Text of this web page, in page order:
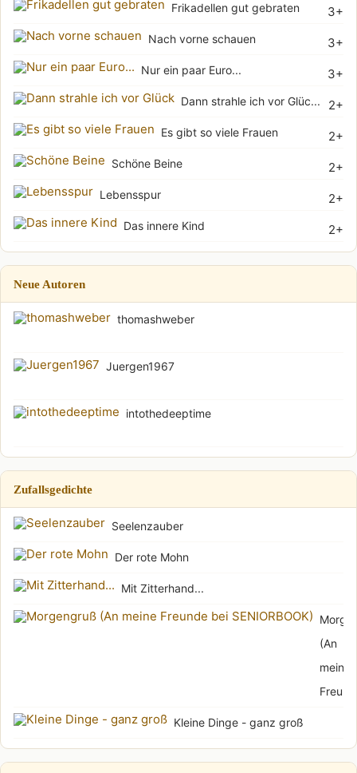
3+
Frikadellen gut gebraten
3+
Nach vorne schauen
3+
Nur ein paar Euro...
2+
Dann strahle ich vor Glüc...
2+
Es gibt so viele Frauen
2+
Schöne Beine
2+
Lebensspur
2+
Das innere Kind
Neue Autoren
thomashweber
Juergen1967
intothedeeptime
Zufallsgedichte
Seelenzauber
Der rote Mohn
Mit Zitterhand...
(An
meine
Freu...
Kleine Dinge - ganz groß